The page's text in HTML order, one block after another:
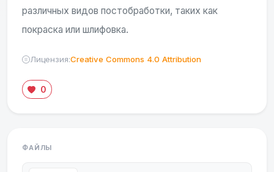
различных видов постобработки, таких как
покраска или шлифовка.
Лицензия:Creative Commons 4.0 Attribution
0
ФАЙЛЫ